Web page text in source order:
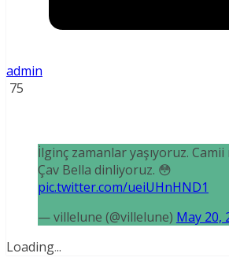
admin
75
İlginç zamanlar yaşıyoruz.
Çav Bella dinliyoruz. 😳
pic.twitter.com/ueiUHnHND1
— villelune (@villelune) May 20,
Loading...